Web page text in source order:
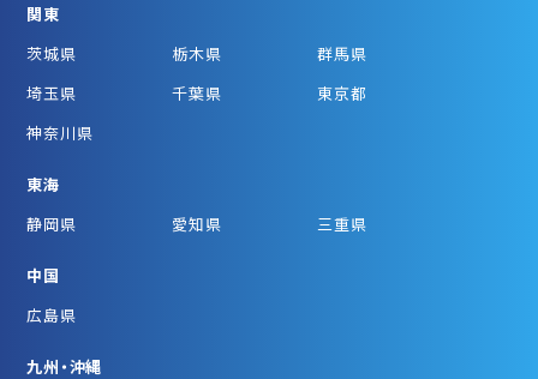
関東
茨城県
栃木県
群馬県
埼玉県
千葉県
東京都
神奈川県
東海
静岡県
愛知県 三重県
中国
広島県
九州・沖縄